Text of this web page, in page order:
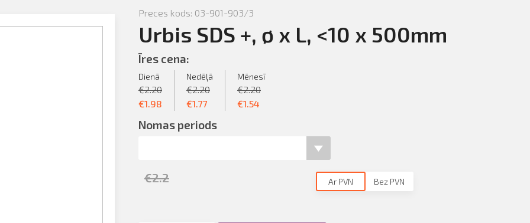
ø x L,
Preces kods: 03-901-903/3
Urbis SDS +, ø x L, <10 x 500mm
Īres cena:
Dienā
€2.20
€1.98
Nedēļā
€2.20
€1.77
Mēnesī
€2.20
€1.54
Nomas periods
€2.2 Ar PVN Bez PVN